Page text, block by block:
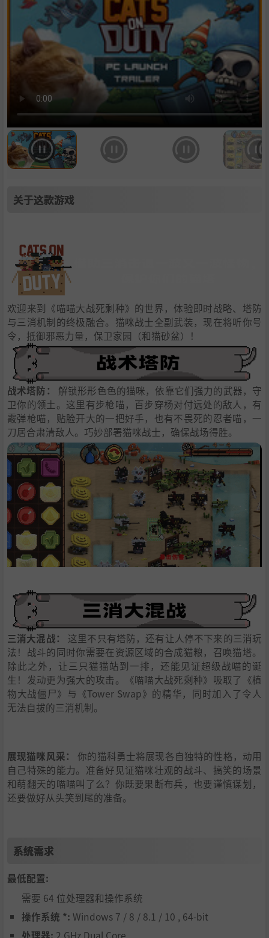
关于这款游戏
欢迎来到《喵喵大战死剩种》的世界，体验即时战略、塔防
与三消机制的终极融合。猫咪战士全副武装，现在将听你号
令，抵御邪恶力量，保卫家园（和猫砂盆）！
战术塔防：
解锁形形色色的猫咪，依靠它们强力的武器，守
卫你的领土。这里有步枪喵，百步穿杨对付远处的敌人，有
霰弹枪喵，贴脸开大的一把好手，也有不畏死的忍者喵，一
刀居合肃清敌人。巧妙部署猫咪战士，确保战场得胜。
三消大混战：
这里不只有塔防，还有让人停不下来的三消玩
法！战斗的同时你需要在资源区域的合成猫粮，召唤猫塔。
除此之外，让三只猫猫站到一排，还能见证超级战喵的诞
生！发动更为强大的攻击。《喵喵大战死剩种》吸取了《植
物大战僵尸》与《Tower Swap》的精华，同时加入了令人
无法自拔的三消机制。
展现猫咪风采：
你的猫科勇士将展现各自独特的性格，动用
自己特殊的能力。准备好见证猫咪壮观的战斗、搞笑的场景
和萌翻天的喵喵叫了么？你既要果断布兵，也要谨慎谋划，
还要做好从头笑到尾的准备。
系统需求
最低配置:
需要 64 位处理器和操作系统
操作系统 *: Windows 7 / 8 / 8.1 / 10 , 64-bit
处理器: 2 GHz Dual Core